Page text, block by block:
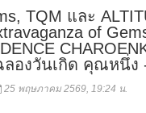
TQM และ
of
ลองวันเกิด คุณหนึ่ง
25 พฤษภาคม 2569, 19:24 น.